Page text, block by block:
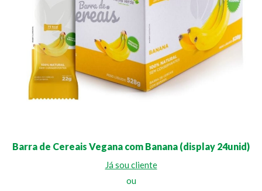
Barra de Cereais Vegana com Banana (display 24unid)
Já sou cliente
ou